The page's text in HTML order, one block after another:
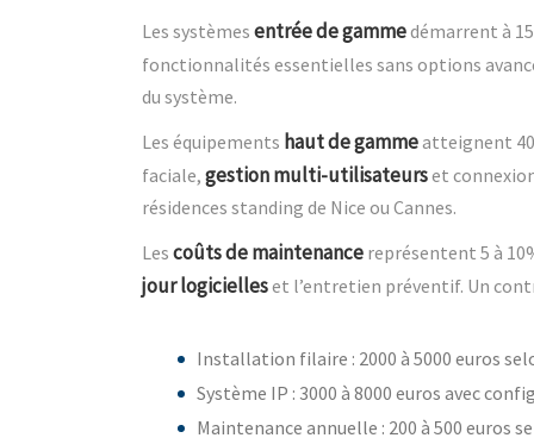
Les systèmes entrée de gammedémarrent à
fonctionnalités essentielles sans options
du système.
Les équipements haut de gammeatteignent
faciale, gestion multi-utilisateurset
résidences standing de Nice ou Cannes.
Les coûts de maintenance représentent 5 à
jour logicielleset l’entretien préventif. Un
Installation filaire : 2000 à 5000 euros
Système IP : 3000 à 8000 euros avec
Maintenance annuelle : 200 à 500 euros